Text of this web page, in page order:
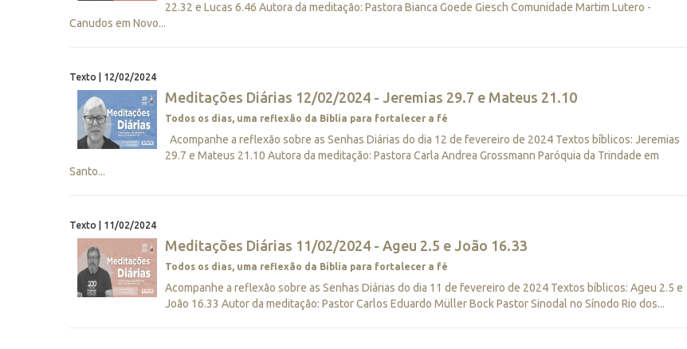
22.32 e Lucas 6.46 Autora da meditação: Pastora Bianca Goede Giesch Comunidade Martim Lutero -
Canudos em Novo...
Texto | 12/02/2024
Meditações Diárias 12/02/2024 - Jeremias 29.7 e Mateus 21.10
Todos os dias, uma reflexão da Bíblia para fortalecer a fé
Acompanhe a reflexão sobre as Senhas Diárias do dia 12 de fevereiro de 2024 Textos bíblicos: Jeremias
29.7 e Mateus 21.10 Autora da meditação: Pastora Carla Andrea Grossmann Paróquia da Trindade em
Santo...
Texto | 11/02/2024
Meditações Diárias 11/02/2024 - Ageu 2.5 e João 16.33
Todos os dias, uma reflexão da Bíblia para fortalecer a fé
Acompanhe a reflexão sobre as Senhas Diárias do dia 11 de fevereiro de 2024 Textos bíblicos: Ageu 2.5 e
João 16.33 Autor da meditação: Pastor Carlos Eduardo Müller Bock Pastor Sinodal no Sínodo Rio dos...